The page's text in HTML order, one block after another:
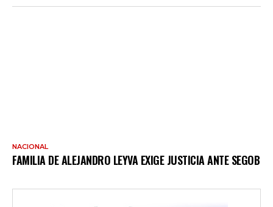
NACIONAL
FAMILIA DE ALEJANDRO LEYVA EXIGE JUSTICIA ANTE SEGOB